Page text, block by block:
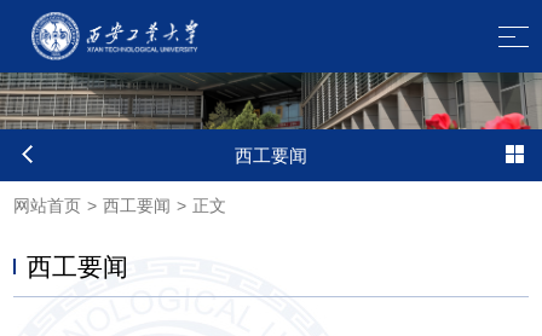
西工要闻
西工要闻
网站首页 > 西工要闻 > 正文